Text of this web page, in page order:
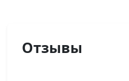
Отзывы